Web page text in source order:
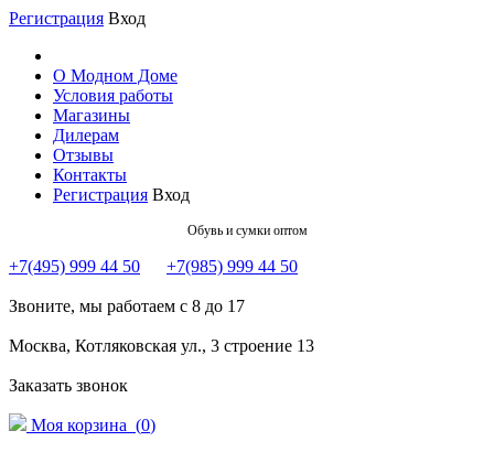
Регистрация Вход
О Модном Доме
Условия работы
Магазины
Дилерам
Отзывы
Контакты
Регистрация Вход
Обувь и сумки оптом
+7(495) 999 44 50 +7(985) 999 44 50
Звоните, мы работаем с 8 до 17
Москва, Котляковская ул., 3 строение 13
Заказать звонок
Моя корзина (0)